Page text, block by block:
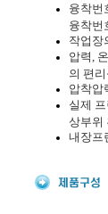
융착번
융착번
작업장
압력,
의 편
압착압
실제
상부위
내장프